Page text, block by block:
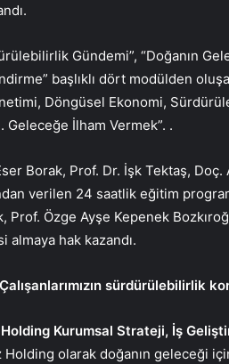
Gündemi”, “Doğanın
başlıklı dört modülden
Döngüsel Ekonomi,
Geleceğe İlham Vermek”. .
Borak, Prof. Dr. İşk Tektaş, Doç.
verilen 24 saatlik eğitim
Prof. Özge Ayşe Kepenek
almaya hak kazandı.
Holding Kurumsal Strateji, İş
Holding olarak doğanın geleceği